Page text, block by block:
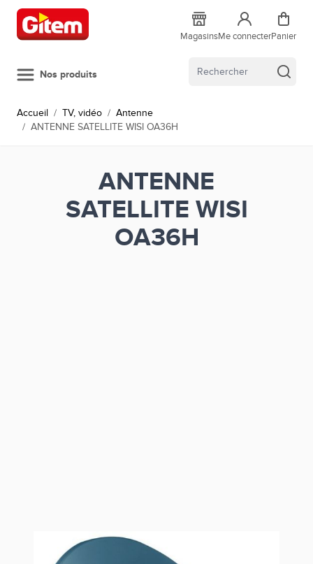
Allez au contenu
MagasinsMe connecterPanier
Nos produits
Accueil / TV, vidéo / Antenne
/ ANTENNE SATELLITE WISI OA36H
ANTENNE
SATELLITE WISI
OA36H